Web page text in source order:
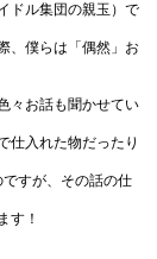
ドル集団の親玉）で
、僕らは「偶然」お
々お話も聞かせてい
仕入れた物だったり
すが、その話の仕
す！